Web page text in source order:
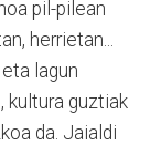
pil-pilean
herrietan...
lagun
kultura guztiak
da. Jaialdi